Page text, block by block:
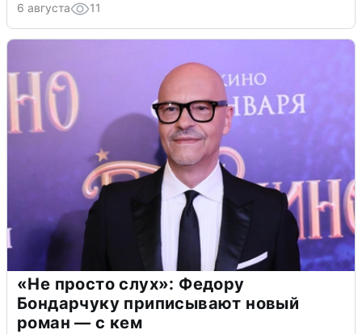
6 августа 11
«Не просто слух»: Федору
Бондарчуку приписывают новый
роман — с кем